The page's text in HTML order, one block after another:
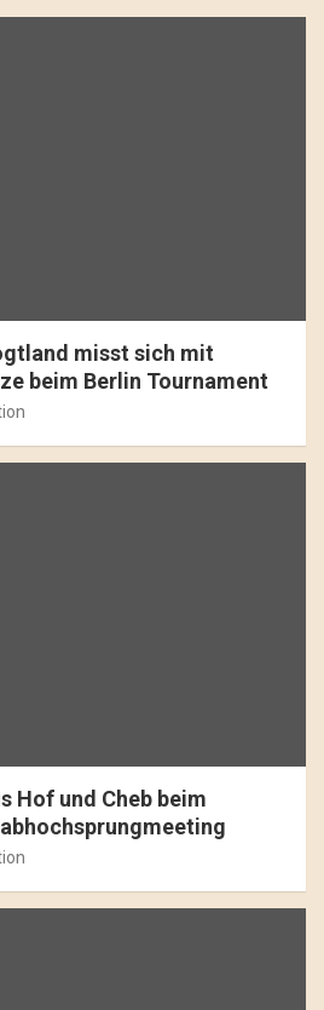
misst sich mit
beim Berlin Tournament
Hof und Cheb beim